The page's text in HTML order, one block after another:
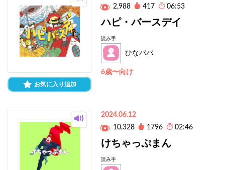
お気に入り追加
2,988
417 06:53
ハピ・バースデイ
読み手
ひなパパ
6歳〜向け
2024.06.12
10,328
1796 02:46
けちゃっぷまん
読み手